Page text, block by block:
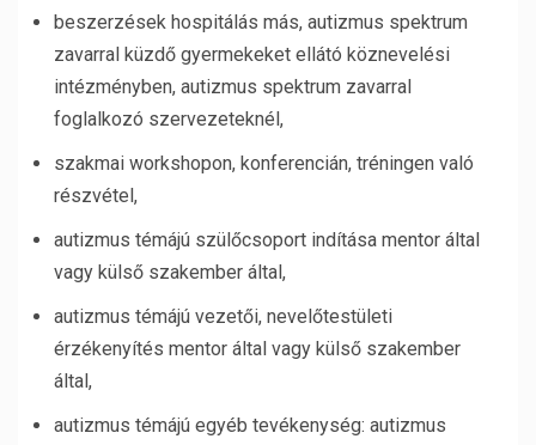
beszerzések hospitálás más, autizmus spektrum
zavarral küzdő gyermekeket ellátó köznevelési
intézményben, autizmus spektrum zavarral
foglalkozó szervezeteknél,
szakmai workshopon, konferencián, tréningen való
részvétel,
autizmus témájú szülőcsoport indítása mentor által
vagy külső szakember által,
autizmus témájú vezetői, nevelőtestületi
érzékenyítés mentor által vagy külső szakember
által,
autizmus témájú egyéb tevékenység: autizmus